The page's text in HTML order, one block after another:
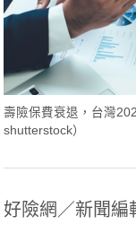
壽險保費衰退，台灣
shutterstock）
好險網／新聞編